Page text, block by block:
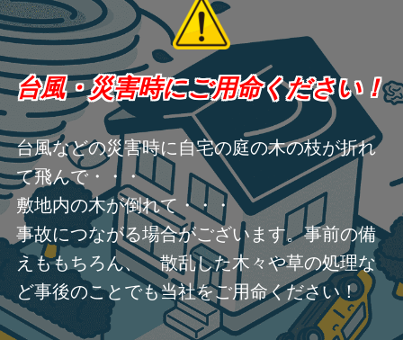
台風・災害時にご用命ください！
台風などの災害時に自宅の庭の木の枝が折れ
て飛んで・・・
敷地内の木が倒れて・・・
事故につながる場合がございます。事前の備
えももちろん、 散乱した木々や草の処理な
ど事後のことでも当社をご用命ください！